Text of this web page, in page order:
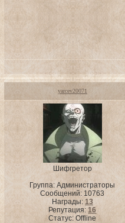
yarcev20071
Шифгретор
Группа: Администраторы
Сообщений: 10763
Награды: 13
Репутация:16
Статус:Offline